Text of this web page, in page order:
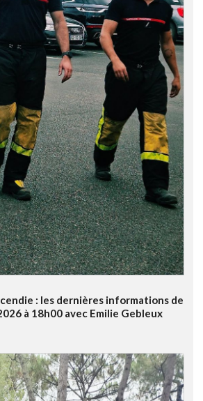
: les dernières informations de
à 18h00 avec Emilie Gebleux